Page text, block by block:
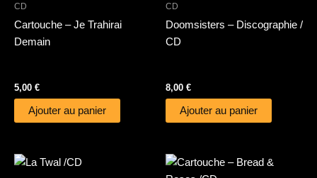
CD
Cartouche – Je Trahirai
Demain
5,00 €
Ajouter au panier
CD
Doomsisters – Discographie /
CD
8,00 €
Ajouter au panier